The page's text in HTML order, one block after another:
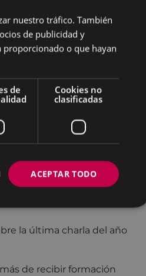
a 19:30 horas, y, en esta
la última charla del año
de recibir formación
BASQUE
nuestro tráfico. También
de publicidad y
o que hayan
de
Cookies no
clasificadas
ACEPTAR TODO